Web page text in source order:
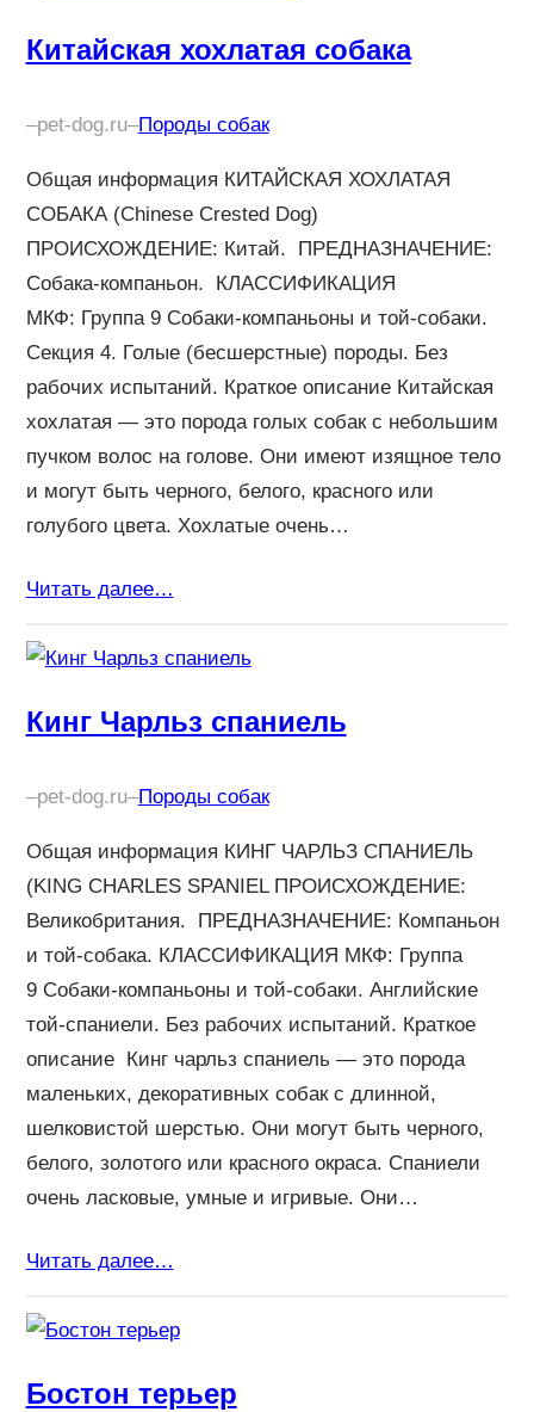
Китайская хохлатая собака
–pet-dog.ru–Породы собак
Общая информация КИТАЙСКАЯ ХОХЛАТАЯ
СОБАКА (Chinese Crested Dog)
ПРОИСХОЖДЕНИЕ: Китай. ПРЕДНАЗНАЧЕНИЕ:
Собака-компаньон. КЛАССИФИКАЦИЯ
МКФ: Группа 9 Собаки-компаньоны и той-собаки.
Секция 4. Голые (бесшерстные) породы. Без
рабочих испытаний. Краткое описание Китайская
хохлатая — это порода голых собак с небольшим
пучком волос на голове. Они имеют изящное тело
и могут быть черного, белого, красного или
голубого цвета. Хохлатые очень…
Читать далее…
Кинг Чарльз спаниель
–pet-dog.ru–Породы собак
Общая информация КИНГ ЧАРЛЬЗ СПАНИЕЛЬ
(KING CHARLES SPANIEL ПРОИСХОЖДЕНИЕ:
Великобритания. ПРЕДНАЗНАЧЕНИЕ: Компаньон
и той-собака. КЛАССИФИКАЦИЯ МКФ: Группа
9 Собаки-компаньоны и той-собаки. Английские
той-спаниели. Без рабочих испытаний. Краткое
описание Кинг чарльз спаниель — это порода
маленьких, декоративных собак с длинной,
шелковистой шерстью. Они могут быть черного,
белого, золотого или красного окраса. Спаниели
очень ласковые, умные и игривые. Они…
Читать далее…
Бостон терьер